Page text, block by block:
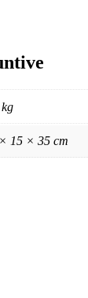
15 × 35 cm